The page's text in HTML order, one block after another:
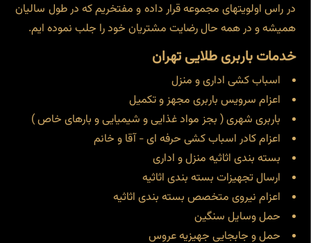
در راس اولویتهای مجموعه قرار داده و مفتخریم که در طول سالیان
همیشه و در همه حال رضایت مشتریان خود را جلب نموده ایم.
خدمات باربری طلایی تهران
اسباب کشی اداری و منزل
اعزام سرویس باربری مجهز و تکمیل
باربری شهری ( بجز مواد غذایی و شیمیایی و بارهای خاص )
اعزام کادر اسباب کشی حرفه ای - آقا و خانم
بسته بندی اثاثیه منزل و اداری
ارسال تجهیزات بسته بندی اثاثیه
اعزام نیروی متخصص بسته بندی اثاثیه
حمل وسایل سنگین
حمل و جابجایی جهیزیه عروس